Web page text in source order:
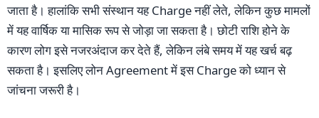
जाता है। हालांकि सभी संस्थान यह Charge नहीं लेते, लेकिन कुछ मामलों
में यह वार्षिक या मासिक रूप से जोड़ा जा सकता है। छोटी राशि होने के
कारण लोग इसे नजरअंदाज कर देते हैं, लेकिन लंबे समय में यह खर्च बढ़
सकता है। इसलिए लोन Agreement में इस Charge को ध्यान से
जांचना जरूरी है।